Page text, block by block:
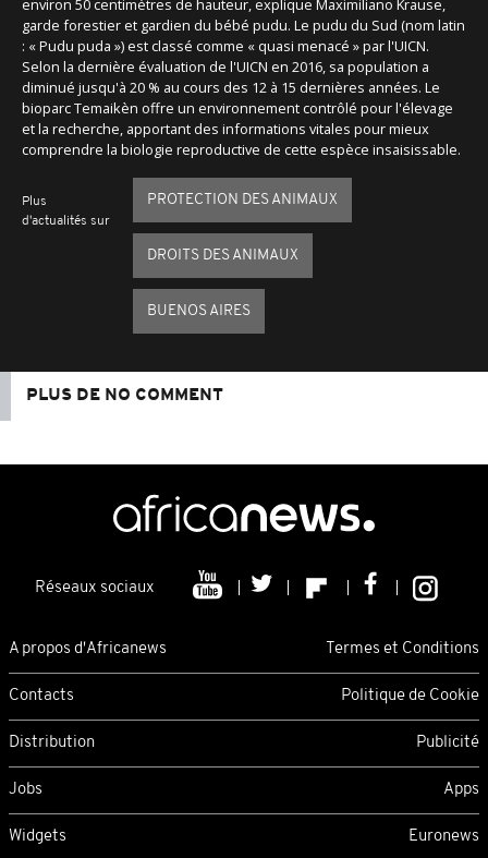
environ 50 centimètres de hauteur, explique Maximiliano Krause,
garde forestier et gardien du bébé pudu. Le pudu du Sud (nom latin
: « Pudu puda ») est classé comme « quasi menacé » par l'UICN.
Selon la dernière évaluation de l'UICN en 2016, sa population a
diminué jusqu'à 20 % au cours des 12 à 15 dernières années. Le
bioparc Temaikèn offre un environnement contrôlé pour l'élevage
et la recherche, apportant des informations vitales pour mieux
comprendre la biologie reproductive de cette espèce insaisissable.
Plus
d'actualités sur
PROTECTION DES ANIMAUX
DROITS DES ANIMAUX
BUENOS AIRES
PLUS DE NO COMMENT
Réseaux sociaux
A propos d'Africanews Termes et Conditions
Contacts Politique de Cookie
Distribution Publicité
Jobs Apps
Widgets Euronews